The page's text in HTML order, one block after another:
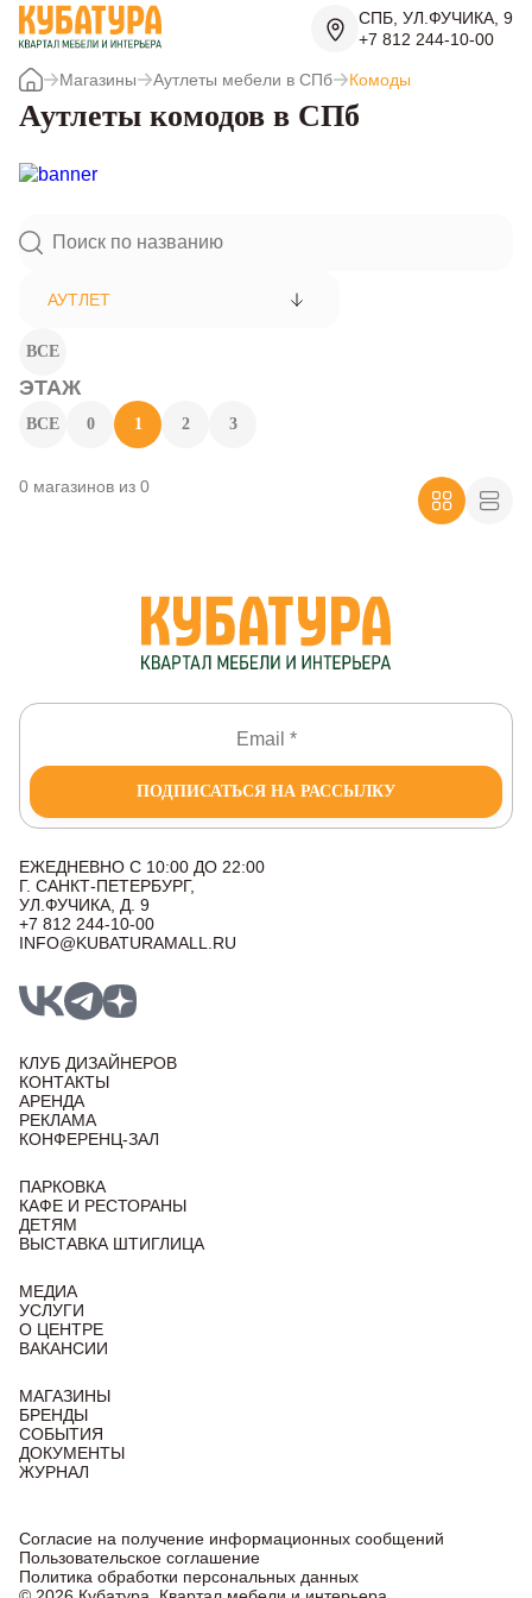
СПБ, УЛ.ФУЧИКА, 9
+7 812 244-10-00
Магазины Аутлеты мебели в СПб Комоды
Аутлеты комодов в СПб
АУТЛЕТ
ВСЕ
ЭТАЖ
ВСЕ 0 1 2 3
0 магазинов из 0
ПОДПИСАТЬСЯ НА РАССЫЛКУ
ЕЖЕДНЕВНО С 10:00 ДО 22:00
Г. САНКТ-ПЕТЕРБУРГ,
УЛ.ФУЧИКА, Д. 9
+7 812 244-10-00
INFO@KUBATURAMALL.RU
КЛУБ ДИЗАЙНЕРОВ
КОНТАКТЫ
АРЕНДА
РЕКЛАМА
КОНФЕРЕНЦ-ЗАЛ
ПАРКОВКА
КАФЕ И РЕСТОРАНЫ
ДЕТЯМ
ВЫСТАВКА ШТИГЛИЦА
МЕДИА
УСЛУГИ
О ЦЕНТРЕ
ВАКАНСИИ
МАГАЗИНЫ
БРЕНДЫ
СОБЫТИЯ
ДОКУМЕНТЫ
ЖУРНАЛ
Согласие на получение информационных сообщений
Пользовательское соглашение
Политика обработки персональных данных